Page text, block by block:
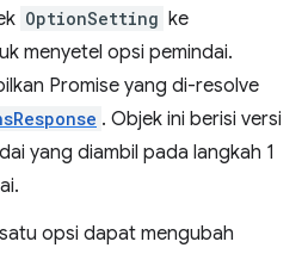
OptionSetting ke
menyetel opsi pemindai.
Promise yang di-resolve
. Objek ini berisi versi
yang diambil pada langkah 1
opsi dapat mengubah